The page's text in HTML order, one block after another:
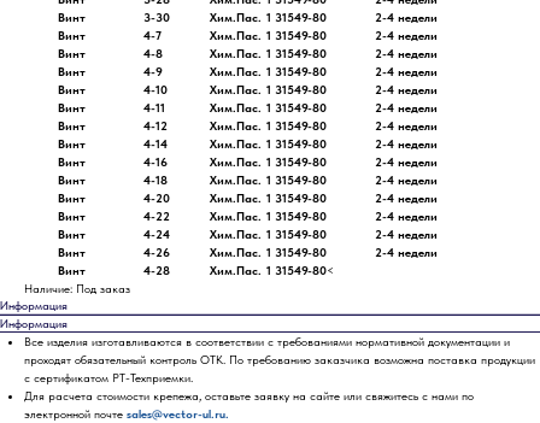
Винт
3-30 Хим.Пас. 1 31549-80
2-4 недели
Винт
4-7 Хим.Пас. 1 31549-80
2-4 недели
Винт
4-8 Хим.Пас. 1 31549-80
2-4 недели
Винт
4-9 Хим.Пас. 1 31549-80
2-4 недели
Винт
4-10 Хим.Пас. 1 31549-80
2-4 недели
Винт
4-11 Хим.Пас. 1 31549-80
2-4 недели
Винт
4-12 Хим.Пас. 1 31549-80
2-4 недели
Винт
4-14 Хим.Пас. 1 31549-80
2-4 недели
Винт
4-16 Хим.Пас. 1 31549-80
2-4 недели
Винт
4-18 Хим.Пас. 1 31549-80
2-4 недели
Винт
4-20 Хим.Пас. 1 31549-80
2-4 недели
Винт
4-22 Хим.Пас. 1 31549-80
2-4 недели
Винт
4-24 Хим.Пас. 1 31549-80
2-4 недели
Винт
4-26 Хим.Пас. 1 31549-80
2-4 недели
Винт
4-28 Хим.Пас. 1 31549-80<
Наличие: Под заказ
Информация
Информация
Все изделия изготавливаются в соответствии с требованиями нормативной документации и
проходят обязательный контроль ОТК. По требованию заказчика возможна поставка продукции
с сертификатом РТ-Техприемки.
Для расчета стоимости крепежа, оставьте заявку на сайте или свяжитесь с нами по
электронной почте sales@vector-ul.ru.